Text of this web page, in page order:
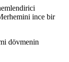
ince bir
dövmenin